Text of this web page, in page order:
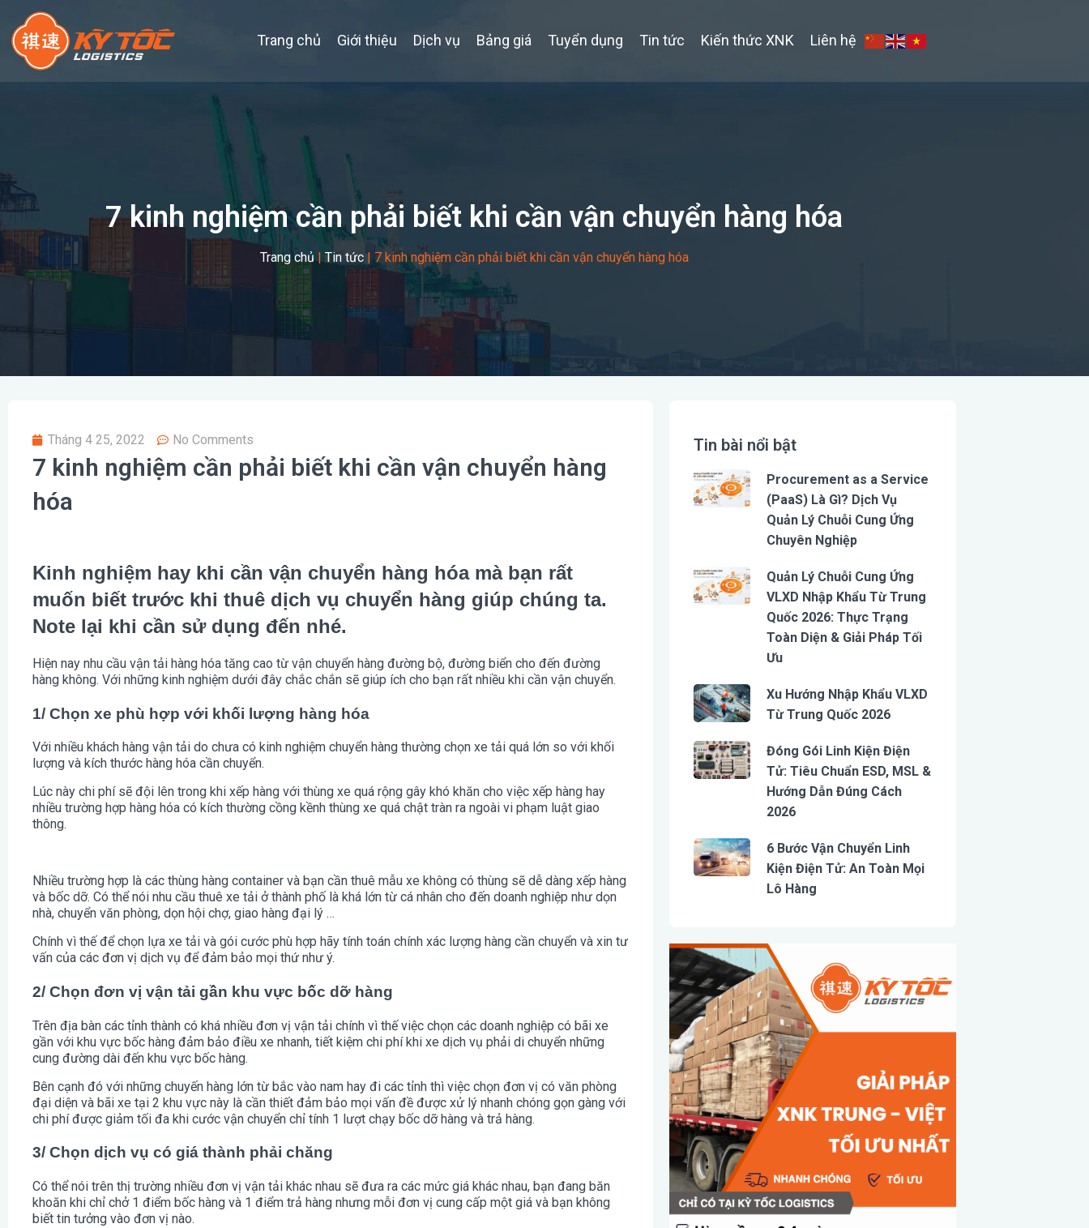
Trang chủ Giới thiệu Dịch vụ Bảng giá Tuyển dụng Tin tức Kiến thức XNK Liên hệ
7 kinh nghiệm cần phải biết khi cần vận chuyển hàng hóa
Trang chủ|Tin tức| 7 kinh nghiệm cần phải biết khi cần vận chuyển hàng hóa
Tháng 4 25, 2022 No Comments
7 kinh nghiệm cần phải biết khi cần vận chuyển hàng
hóa
Kinh nghiệm hay khi cần vận chuyển hàng hóa mà bạn rất
muốn biết trước khi thuê dịch vụ chuyển hàng giúp chúng ta.
Note lại khi cần sử dụng đến nhé.
Hiện nay nhu cầu vận tải hàng hóa tăng cao từ vận chuyển hàng đường bộ, đường biển cho đến đường
hàng không. Với những kinh nghiệm dưới đây chắc chắn sẽ giúp ích cho bạn rất nhiều khi cần vận chuyển.
1/ Chọn xe phù hợp với khối lượng hàng hóa
Với nhiều khách hàng vận tải do chưa có kinh nghiệm chuyển hàng thường chọn xe tải quá lớn so với khối
lượng và kích thước hàng hóa cần chuyển.
Lúc này chi phí sẽ đội lên trong khi xếp hàng với thùng xe quá rộng gây khó khăn cho việc xếp hàng hay
nhiều trường hợp hàng hóa có kích thường cồng kềnh thùng xe quá chật tràn ra ngoài vi phạm luật giao
thông.
Nhiều trường hợp là các thùng hàng container và bạn cần thuê mẫu xe không có thùng sẽ dễ dàng xếp hàng
và bốc dỡ. Có thể nói nhu cầu thuê xe tải ở thành phố là khá lớn từ cá nhân cho đến doanh nghiệp như dọn
nhà, chuyển văn phòng, dọn hội chợ, giao hàng đại lý …
Chính vì thế để chọn lựa xe tải và gói cước phù hợp hãy tính toán chính xác lượng hàng cần chuyển và xin tư
vấn của các đơn vị dịch vụ để đảm bảo mọi thứ như ý.
2/ Chọn đơn vị vận tải gần khu vực bốc dỡ hàng
Trên địa bàn các tỉnh thành có khá nhiều đơn vị vận tải chính vì thế việc chọn các doanh nghiệp có bãi xe
gần với khu vực bốc hàng đảm bảo điều xe nhanh, tiết kiệm chi phí khi xe dịch vụ phải di chuyển những
cung đường dài đến khu vực bốc hàng.
Bên cạnh đó với những chuyến hàng lớn từ bắc vào nam hay đi các tỉnh thì việc chọn đơn vị có văn phòng
đại diện và bãi xe tại 2 khu vực này là cần thiết đảm bảo mọi vấn đề được xử lý nhanh chóng gọn gàng với
chi phí được giảm tối đa khi cước vận chuyển chỉ tính 1 lượt chạy bốc dỡ hàng và trả hàng.
3/ Chọn dịch vụ có giá thành phải chăng
Có thể nói trên thị trường nhiều đơn vị vận tải khác nhau sẽ đưa ra các mức giá khác nhau, bạn đang băn
khoăn khi chỉ chở 1 điểm bốc hàng và 1 điểm trả hàng nhưng mỗi đơn vị cung cấp một giá và bạn không
biết tin tưởng vào đơn vị nào.
Tin bài nổi bật
Procurement as a Service
(PaaS) Là Gì? Dịch Vụ
Quản Lý Chuỗi Cung Ứng
Chuyên Nghiệp
Quản Lý Chuỗi Cung Ứng
VLXD Nhập Khẩu Từ Trung
Quốc 2026: Thực Trạng
Toàn Diện & Giải Pháp Tối
Ưu
Xu Hướng Nhập Khẩu VLXD
Từ Trung Quốc 2026
Đóng Gói Linh Kiện Điện
Tử: Tiêu Chuẩn ESD, MSL &
Hướng Dẫn Đúng Cách
2026
6 Bước Vận Chuyển Linh
Kiện Điện Tử: An Toàn Mọi
Lô Hàng